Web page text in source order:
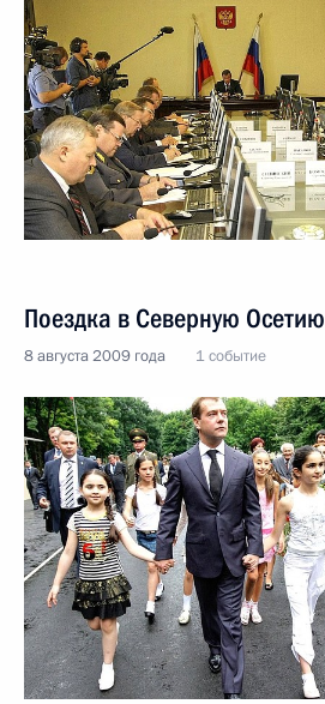
Поездка в Северную Осетию
8 августа 2009 года 1 событие